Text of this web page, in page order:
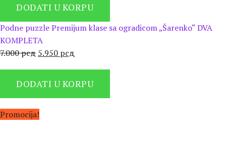
била:
7.000 рсд.
5.950 рсд.
DODATI U KORPU
Podne puzzle Premijum klase sa ogradicom „Šarenko“ DVA
KOMPLETA
7.000рсд Оригинална
била:
5.950 рсд
5.950 рсд.
DODATI U KORPU
Promocija!